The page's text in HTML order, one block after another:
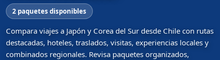
2 paquetes disponibles
Compara viajes a Japón y Corea del Sur desde Chile con rutas
destacadas, hoteles, traslados, visitas, experiencias locales y
combinados regionales. Revisa paquetes organizados,